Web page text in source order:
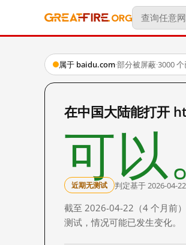
属于 baidu.com·部分被屏蔽·3000
在中国大陆能打开
可以
近期无测试 判定基于 2026-04-
截至 2026-04-22（4 个月前
测试，情况可能已发生变化。